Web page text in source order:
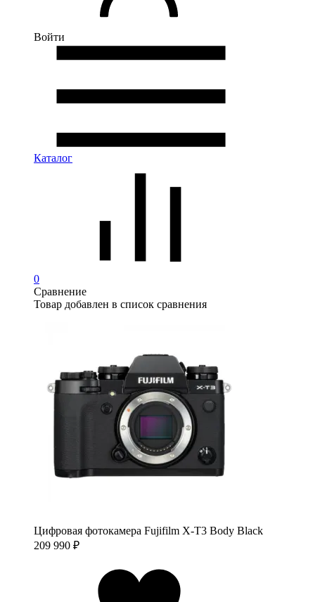
Войти
Каталог
0
Сравнение
Товар добавлен в список сравнения
Цифровая фотокамера Fujifilm X-T3 Body Black
209 990 ₽